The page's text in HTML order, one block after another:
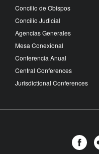
Concilio de Obispos
Concilio Judicial
Agencias Generales
Mesa Conexional
Conferencia Anual
Central Conferences
Jurisdictional Conferences